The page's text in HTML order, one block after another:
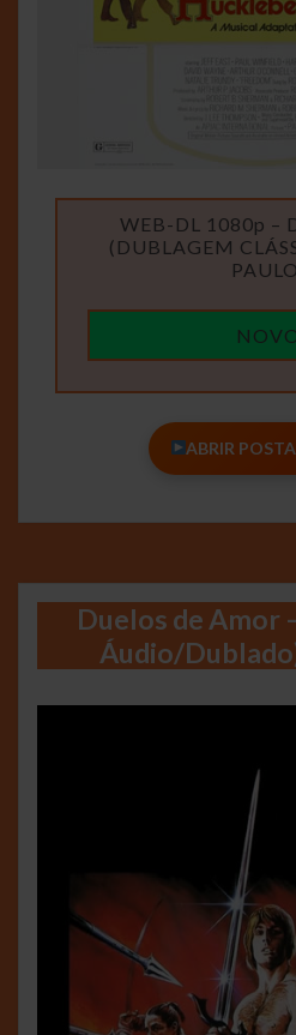
WEB-DL 1080p –
(DUBLAGEM
ABRIR
Duelos de Amor
Áudio/